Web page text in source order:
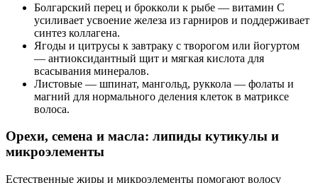
Болгарский перец и брокколи к рыбе — витамин C
усиливает усвоение железа из гарниров и поддерживает
синтез коллагена.
Ягоды и цитрусы к завтраку с творогом или йогуртом
— антиоксидантный щит и мягкая кислота для
всасывания минералов.
Листовые — шпинат, мангольд, руккола — фолаты и
магний для нормального деления клеток в матриксе
волоса.
Орехи, семена и масла: липиды кутикулы и
микроэлементы
Естественные жиры и микроэлементы помогают волосу